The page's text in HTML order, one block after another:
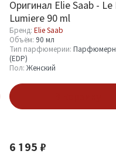
Оригинал Elie Saab - Le
Lumiere 90 ml
Бренд: Elie Saab
Объём: 90 мл
Тип парфюмерии:
(EDP)
Пол: Женский
6 195 ₽